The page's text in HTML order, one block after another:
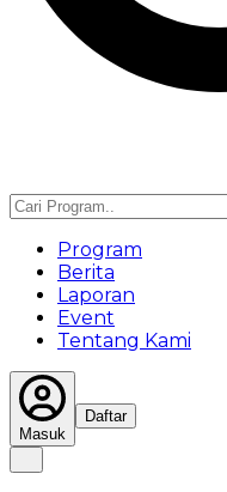
Program
Berita
Laporan
Event
Tentang Kami
Masuk
Daftar